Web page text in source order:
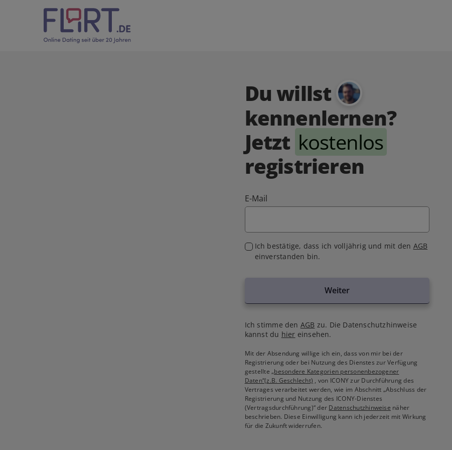
Du willst
kennenlernen?
Jetzt kostenlos
registrieren
E-Mail
Ich bestätige, dass ich volljährig und mit den AGB
einverstanden bin.
Weiter
Ich stimme den AGB zu. Die Datenschutzhinweise
kannst du hier einsehen.
Mit der Absendung willige ich ein, dass von mir bei der
Registrierung oder bei Nutzung des Dienstes zur Verfügung
gestellte„besondere Kategorien personenbezogener
Daten“(z.B. Geschlecht) , von ICONY zur Durchführung des
Vertrages verarbeitet werden, wie im Abschnitt „Abschluss der
Registrierung und Nutzung des ICONY-Dienstes
(Vertragsdurchführung)“ der Datenschutzhinweise näher
beschrieben. Diese Einwilligung kann ich jederzeit mit Wirkung
für die Zukunft widerrufen.